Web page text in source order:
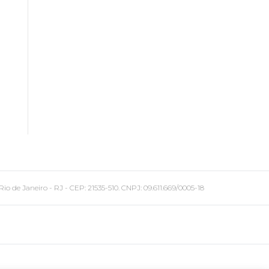
Janeiro - RJ - CEP: 21535-510. CNPJ: 09.611.669/0005-18